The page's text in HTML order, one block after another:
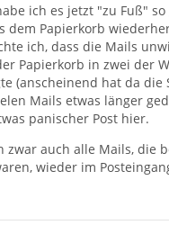
ich es jetzt "zu Fuß"
dem Papierkorb
ich, dass die Mails
Papierkorb in zwei der
(anscheinend hat da die
Mails etwas länger
panischer Post hier.
zwar auch alle Mails, die
wieder im